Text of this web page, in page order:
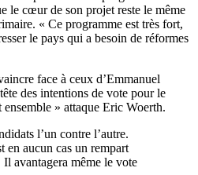
le cœur de son projet reste le même
« Ce programme est très fort,
le pays qui a besoin de réformes
face à ceux d’Emmanuel
des intentions de vote pour le
» attaque Eric Woerth.
l’un contre l’autre.
en aucun cas un rempart
avantagera même le vote